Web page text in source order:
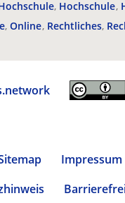
Hochschule
Online Rechtliches
Impressum